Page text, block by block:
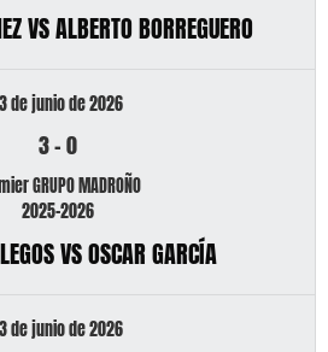
VS ALBERTO BORREGUERO
de junio de 2026
3-0
GRUPO MADROÑO
2025-2026
VS OSCAR GARCÍA
de junio de 2026